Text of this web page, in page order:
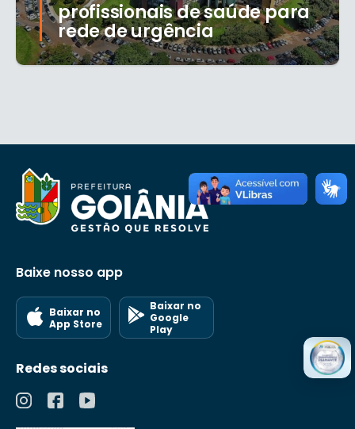
profissionais de saúde para
rede de urgência
Baixe nosso app
Baixar no
App Store
Baixar no
Google
Play
Redes sociais